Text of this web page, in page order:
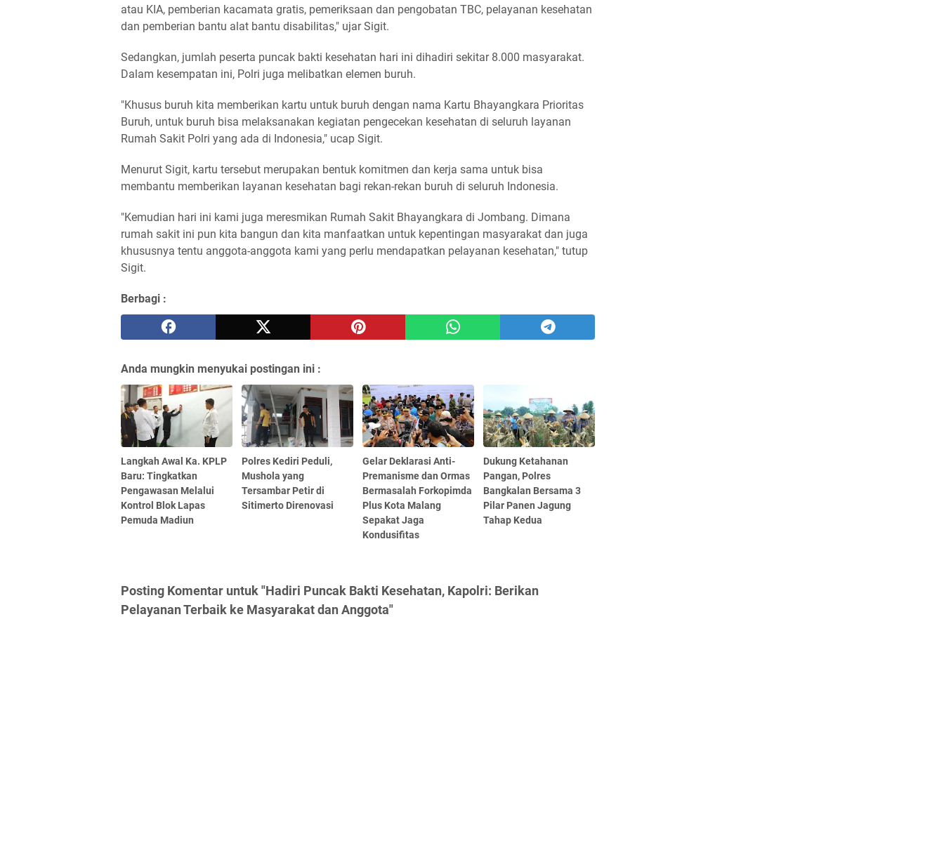
atau KIA, pemberian kacamata gratis, pemeriksaan dan pengobatan TBC, pelayanan kesehatan
dan pemberian bantu alat bantu disabilitas," ujar Sigit.
Sedangkan, jumlah peserta puncak bakti kesehatan hari ini dihadiri sekitar 8.000 masyarakat.
Dalam kesempatan ini, Polri juga melibatkan elemen buruh.
"Khusus buruh kita memberikan kartu untuk buruh dengan nama Kartu Bhayangkara Prioritas
Buruh, untuk buruh bisa melaksanakan kegiatan pengecekan kesehatan di seluruh layanan
Rumah Sakit Polri yang ada di Indonesia," ucap Sigit.
Menurut Sigit, kartu tersebut merupakan bentuk komitmen dan kerja sama untuk bisa
membantu memberikan layanan kesehatan bagi rekan-rekan buruh di seluruh Indonesia.
"Kemudian hari ini kami juga meresmikan Rumah Sakit Bhayangkara di Jombang. Dimana
rumah sakit ini pun kita bangun dan kita manfaatkan untuk kepentingan masyarakat dan juga
khususnya tentu anggota-anggota kami yang perlu mendapatkan pelayanan kesehatan," tutup
Sigit.
Berbagi :
Anda mungkin menyukai postingan ini :
Langkah Awal Ka. KPLP
Baru: Tingkatkan
Pengawasan Melalui
Kontrol Blok Lapas
Pemuda Madiun
Polres Kediri Peduli,
Mushola yang
Tersambar Petir di
Sitimerto Direnovasi
Gelar Deklarasi Anti-
Premanisme dan Ormas
Bermasalah Forkopimda
Plus Kota Malang
Sepakat Jaga
Kondusifitas
Dukung Ketahanan
Pangan, Polres
Bangkalan Bersama 3
Pilar Panen Jagung
Tahap Kedua
Posting Komentar untuk "Hadiri Puncak Bakti Kesehatan, Kapolri: Berikan
Pelayanan Terbaik ke Masyarakat dan Anggota"